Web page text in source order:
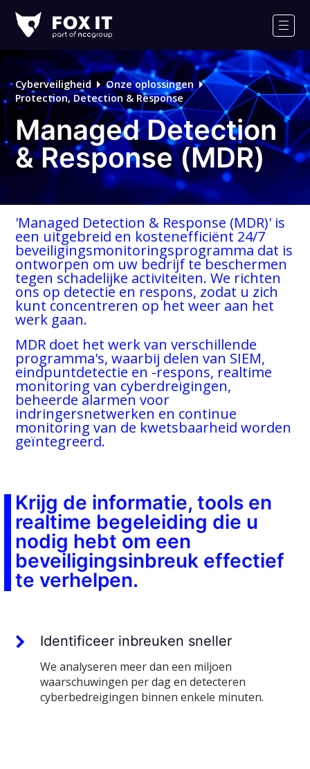
IT
Cyberveiligheid
Onze oplossingen
Protection, Detection & Response
Managed Detection
& Response (MDR)
'Managed Detection & Response (MDR)' is
een uitgebreid en kostenefficiënt 24/7
beveiligingsmonitoringsprogramma dat is
ontworpen om uw bedrijf te beschermen
tegen schadelijke activiteiten. We richten
ons op detectie en respons, zodat u zich
kunt concentreren op het weer aan het
werk gaan.
MDR doet het werk van verschillende
programma's, waarbij delen van SIEM,
eindpuntdetectie en -respons, realtime
monitoring van cyberdreigingen,
beheerde alarmen voor
indringersnetwerken en continue
monitoring van de kwetsbaarheid worden
geïntegreerd.
Krijg de informatie, tools en
realtime begeleiding die u
nodig hebt om een
beveiligingsinbreuk effectief
te verhelpen.
Identificeer inbreuken sneller
We analyseren meer dan een miljoen
waarschuwingen per dag en detecteren
cyberbedreigingen binnen enkele minuten.